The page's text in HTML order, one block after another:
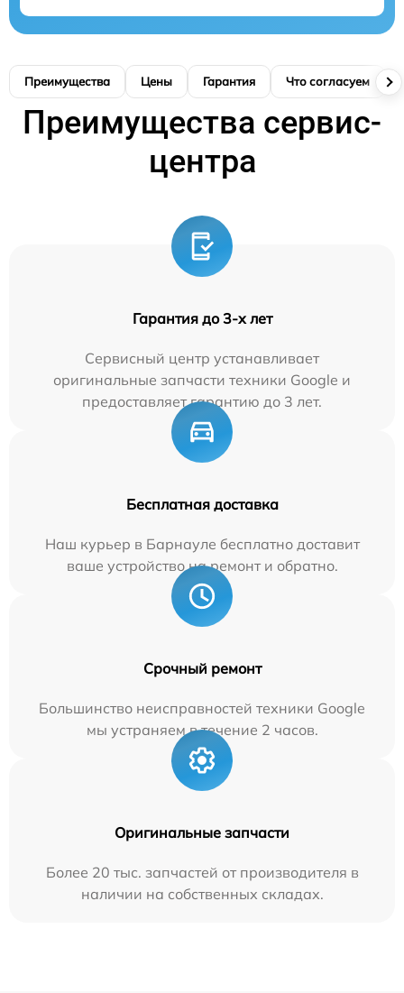
Преимущества Цены Гарантия Что согласуем
Преимущества сервис-
центра
Гарантия до 3-х лет
Сервисный центр устанавливает
оригинальные запчасти техники Google и
предоставляет гарантию до 3 лет.
Бесплатная доставка
Наш курьер в Барнауле бесплатно доставит
ваше устройство на ремонт и обратно.
Срочный ремонт
Большинство неисправностей техники Google
мы устраняем в течение 2 часов.
Оригинальные запчасти
Более 20 тыс. запчастей от производителя в
наличии на собственных складах.